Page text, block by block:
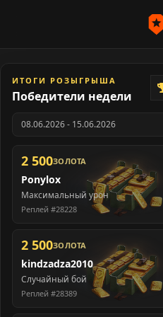
ИТОГИ РОЗЫГРЫША
Победители недели
08.06.2026 - 15.06.2026
2 500ЗОЛОТА
Ponylox
Максимальный урон
Реплей #28228
2 500ЗОЛОТА
kindzadza2010
Случайный бой
Реплей #28389